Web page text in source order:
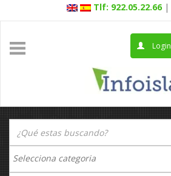
Tlf: 922.05.22.66 |
Login